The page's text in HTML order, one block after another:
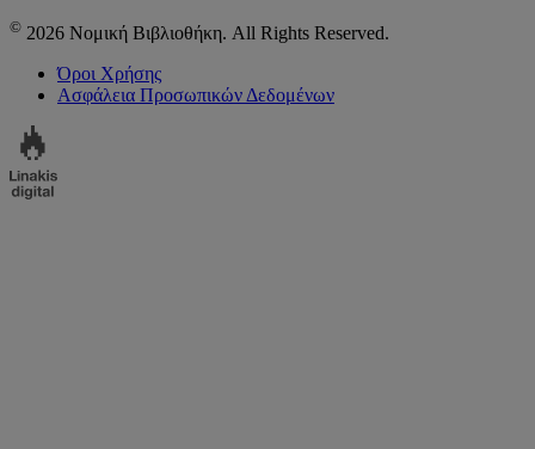
© 2026 Νομική Βιβλιοθήκη. All Rights Reserved.
Όροι Χρήσης
Ασφάλεια Προσωπικών Δεδομένων